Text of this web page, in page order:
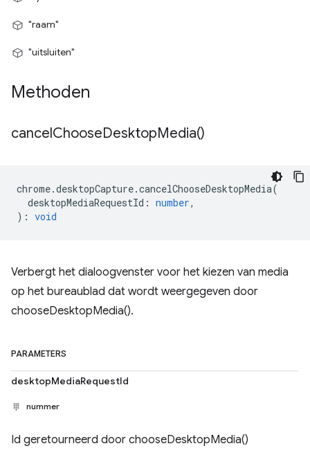
"raam"
"uitsluiten"
Methoden
cancelChooseDesktopMedia()
chrome.desktopCapture.cancelChooseDesktopMedia(
desktopMediaRequestId : number,
) : void
Verbergt het dialoogvenster voor het kiezen van media
op het bureaublad dat wordt weergegeven door
chooseDesktopMedia().
PARAMETERS
desktopMediaRequestId
nummer
Id geretourneerd door chooseDesktopMedia()